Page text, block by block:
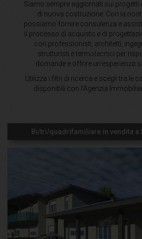
Siamo sempre aggiornati sui progetti
di nuova costruzione. Con la
possiamo fornire consulenza e
il processo di acquisto e di
con professionisti, architetti,
strutturisti e termotecnici per
domande e offrire un'esperienza
Utilizza i filtri di ricerca e scegli tra le
disponibili con l'Agenzia
Bi/tri/quadrifamiliare in vendita a